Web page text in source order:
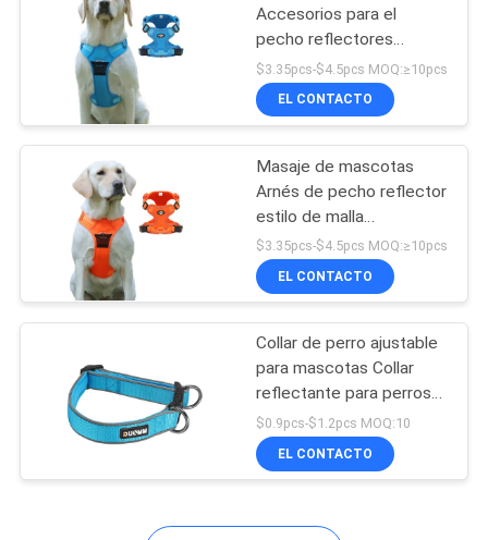
Bolsa del animal
doméstico
18
El animal doméstico
mastica los
juguetes
Accesorios para el
pecho reflectores
Vestido respiratorio para
perros pequeños,
medianos y grandes
$3.35pcs-$4.5pcs MOQ:≥10pcs
EL CONTACTO
Masaje de mascotas
Arnés de pecho reflector
estilo de malla
transpirable para perros
pequeños, medianos y
grandes
$3.35pcs-$4.5pcs MOQ:≥10pcs
EL CONTACTO
Collar de perro ajustable
para mascotas Collar
reflectante para perros
medianos y grandes
$0.9pcs-$1.2pcs MOQ:10
EL CONTACTO